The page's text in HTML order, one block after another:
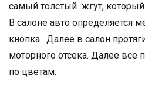
самый толстый жгут,
В салоне авто определяется
кнопка. Далее в салон
моторного отсека. Далее все
по цветам.